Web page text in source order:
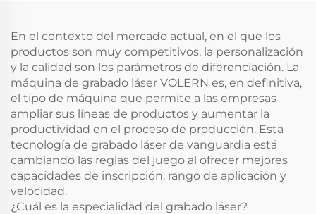
En el contexto del mercado actual, en el que los
productos son muy competitivos, la personalización
y la calidad son los parámetros de diferenciación. La
máquina de grabado láser VOLERN es, en definitiva,
el tipo de máquina que permite a las empresas
ampliar sus líneas de productos y aumentar la
productividad en el proceso de producción. Esta
tecnología de grabado láser de vanguardia está
cambiando las reglas del juego al ofrecer mejores
capacidades de inscripción, rango de aplicación y
velocidad.
¿Cuál es la especialidad del grabado láser?